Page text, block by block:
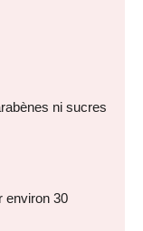
ni sucres
environ 30